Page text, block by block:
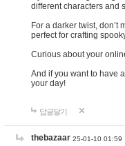
different characters and
For a darker twist, don’t
perfect for crafting
Curious about your
And if you want to have
your day!
답글달기
thebazaar 25-01-10 01:59